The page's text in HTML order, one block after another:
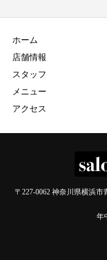
ホーム
店舗情報
スタッフ
メニュー
アクセス
〒227-0062 神奈川県横浜
年